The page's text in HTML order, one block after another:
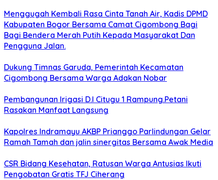
Menggugah Kembali Rasa Cinta Tanah Air, Kadis DPMD
Kabupaten Bogor Bersama Camat Cigombong Bagi
Bagi Bendera Merah Putih Kepada Masyarakat Dan
Pengguna Jalan.
Dukung Timnas Garuda, Pemerintah Kecamatan
Cigombong Bersama Warga Adakan Nobar
Pembangunan Irigasi D.I Citugu 1 Rampung.Petani
Rasakan Manfaat Langsung
Kapolres Indramayu AKBP Prianggo Parlindungan Gelar
Ramah Tamah dan jalin sinergitas Bersama Awak Media
CSR Bidang Kesehatan, Ratusan Warga Antusias Ikuti
Pengobatan Gratis TFJ Ciherang